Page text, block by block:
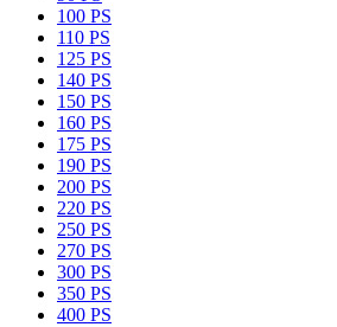
100 PS
110 PS
125 PS
140 PS
150 PS
160 PS
175 PS
190 PS
200 PS
220 PS
250 PS
270 PS
300 PS
350 PS
400 PS